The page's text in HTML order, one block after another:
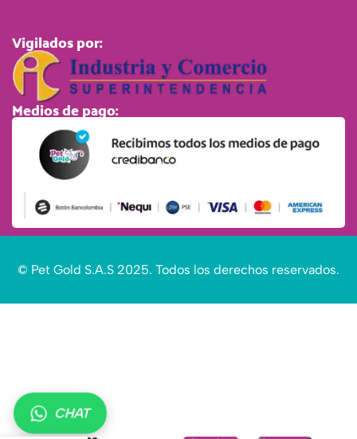
Vigilados por:
Medios de pago:
© Pet Gold S.A.S 2025. Todos los derechos reservados.
Snack para
CHAT